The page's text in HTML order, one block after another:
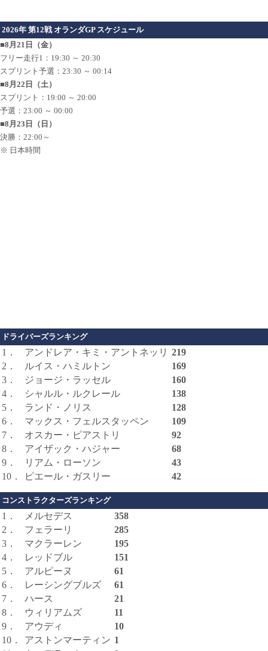
2026年 第12戦 オランダGP スケジュール
■8月21日（金）
フリー走行1：19:30 ～ 20:30
スプリント予選：23:30 ～ 00:14
■8月22日（土）
スプリント：19:00 ～ 20:00
予選：23:00 ～ 00:00
■8月23日（日）
決勝：22:00～
※ 日本時間
ドライバーズランキング
1． アンドレア・キミ・アントネッリ 219
2．
ルイス・ハミルトン
169
3．
ジョージ・ラッセル
160
4．
シャルル・ルクレール
138
5．
ランド・ノリス
128
6．
マックス・フェルスタッペン
109
7．
オスカー・ピアストリ
92
8．
アイザック・ハジャー
68
9．
リアム・ローソン
43
10．
ピエール・ガスリー 42
コンストラクターズランキング
1． メルセデス
358
2．
フェラーリ
285
3．
マクラーレン
195
4．
レッドブル
151
5．
アルピーヌ
61
6．
レーシングブルズ
61
7．
ハース
21
8．
ウィリアムズ
11
9．
アウディ
10
10．
アストンマーティン 1